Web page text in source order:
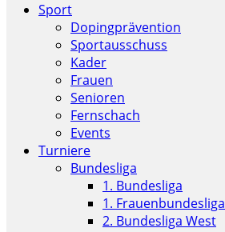
Sport
Dopingprävention
Sportausschuss
Kader
Frauen
Senioren
Fernschach
Events
Turniere
Bundesliga
1. Bundesliga
1. Frauenbundesliga
2. Bundesliga West